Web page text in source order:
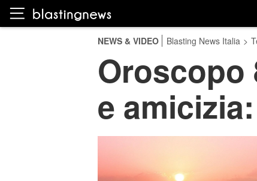
NEWS & VIDEO Blasting News Italia >
Oroscopo
e